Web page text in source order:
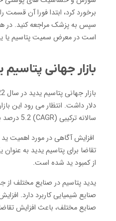
برخورد کرد، ابتدا فورا آن
سپس به پزشک مراجعه کنید. در
است در معرض سمیت پتاسیم یا
بازار جهانی پتاسیم
سالانه ترکیبی (CAGR) 5.2 درصد به ارزش 3.4 میلیارد دلار برسد.
افزایش آگاهی در مورد اهمیت
تقاضا برای پتاسیم یدید به
از کمبود ید شده است.
یدید پتاسیم در صنایع مختلف از
صنایع شیمیایی کاربرد دارد.
صنایع مختلف، باعث افزایش